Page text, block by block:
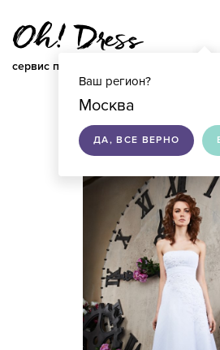
сервис по подбору свадебных платьев
Ваш регион?
Москва
ДА, ВСЕ ВЕРНО